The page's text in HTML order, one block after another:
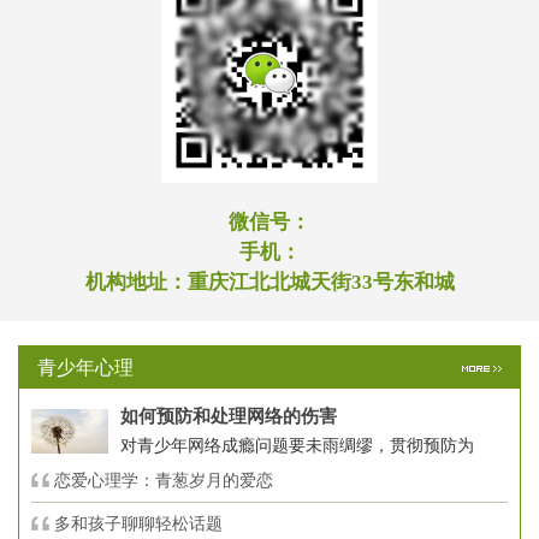
微信号：
手机：
机构地址： 重庆江北北城天街33号东和城
青少年心理
如何预防和处理网络的伤害
对青少年网络成瘾问题要未雨绸缪，贯彻预防为
恋爱心理学：青葱岁月的爱恋
多和孩子聊聊轻松话题